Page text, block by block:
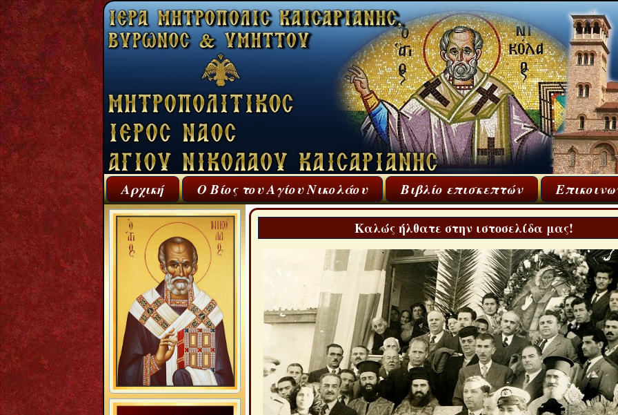
Αρχική Ο Βίος του Αγίου Νικολάου Βιβλίο επισκεπτών
Καλώς ήλθατε στην ιστοσελίδα μας!